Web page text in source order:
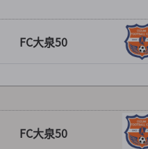
FC大泉50
FC大泉50